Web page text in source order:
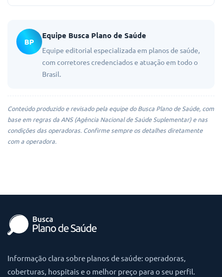
BP
Equipe Busca Plano de Saúde
Equipe editorial especializada em planos de saúde,
com corretores credenciados e atuação em todo o
Brasil.
Conteúdo produzido e revisado pela equipe do Busca Plano de Saúde, com
base em regras da ANS (Agência Nacional de Saúde Suplementar) e nas
condições das operadoras. Confirme sempre os detalhes diretamente
com a operadora.
Informação clara sobre planos de saúde: operadoras,
coberturas, hospitais e o melhor preço para o seu perfil.